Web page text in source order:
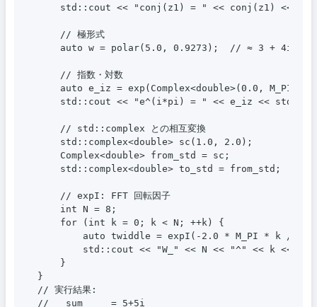
std::cout << "conj(z1) = " << conj(z1) <<
    // 極形式
    auto w = polar(5.0, 0.9273);  // ≈ 3 + 4i
    // 指数・対数
auto e_iz = exp(Complex<double>(0.0, M_PI));
std::cout << "e^(i*pi) = " << e_iz <<
    // std::complex との相互変換
    std::complex<double> sc(1.0, 2.0);
    Complex<double> from_std = sc;
    std::complex<double> to_std = from_std;
    // expI: FFT 回転因子
    int N = 8;
    for (int k = 0; k < N; ++k) {
        auto twiddle = expI(-2.0 * M_PI * k / N);
std::cout << "W_" << N << "^" << k << "
    }
}
// 実行結果:
//   sum     = 5+5i